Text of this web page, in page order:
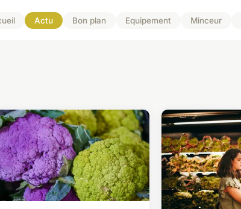
Actu Bon plan Equipement Minceur